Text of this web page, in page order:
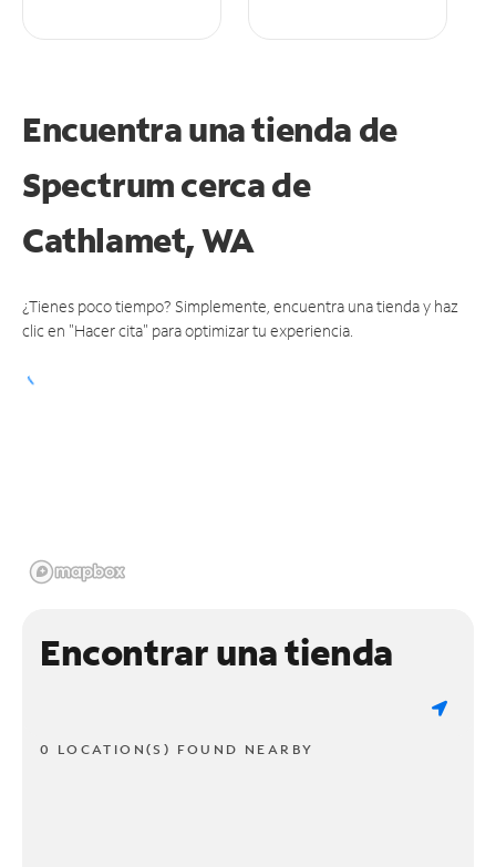
Encuentra una tienda de
Spectrumcerca de
Cathlamet, WA
¿Tienes poco tiempo? Simplemente, encuentra una tienda y haz
clic en "Hacer cita" para optimizar tu experiencia.
Encontrar una tienda
0 LOCATION(S) FOUND NEARBY